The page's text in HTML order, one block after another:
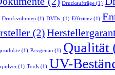
Druckaufträge (1)
Druckvolumen (1) DVDs. (1) Effizienz (1)
(2)
(1) Passgenau (1) Qualität
(1) Tools (1) UV-